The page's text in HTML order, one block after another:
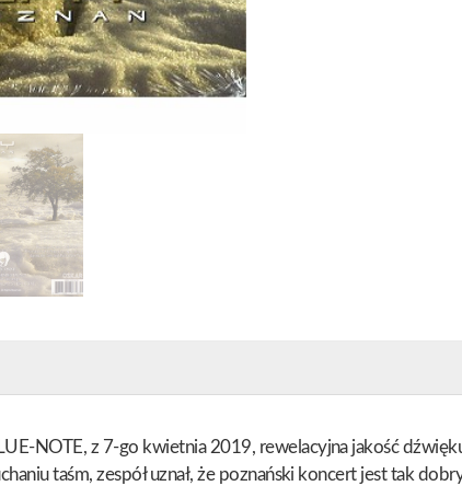
NOTE, z 7-go kwietnia 2019, rewelacyjna jakość
taśm, zespół uznał, że poznański koncert jest tak